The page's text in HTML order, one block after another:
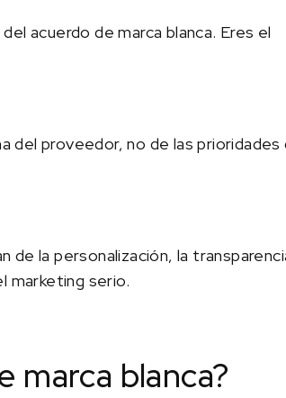
acuerdo de marca blanca. Eres el
del proveedor, no de las prioridades
de la personalización, la
marketing serio.
marca blanca?